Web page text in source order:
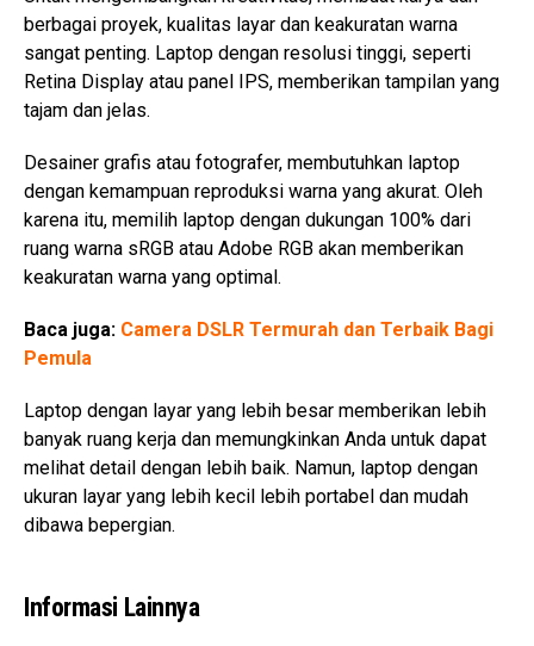
berbagai proyek, kualitas layar dan keakuratan warna
sangat penting. Laptop dengan resolusi tinggi, seperti
Retina Display atau panel IPS, memberikan tampilan yang
tajam dan jelas.
Desainer grafis atau fotografer, membutuhkan laptop
dengan kemampuan reproduksi warna yang akurat. Oleh
karena itu, memilih laptop dengan dukungan 100% dari
ruang warna sRGB atau Adobe RGB akan memberikan
keakuratan warna yang optimal.
Baca juga: Camera DSLR Termurah dan Terbaik Bagi
Pemula
Laptop dengan layar yang lebih besar memberikan lebih
banyak ruang kerja dan memungkinkan Anda untuk dapat
melihat detail dengan lebih baik. Namun, laptop dengan
ukuran layar yang lebih kecil lebih portabel dan mudah
dibawa bepergian.
Informasi Lainnya